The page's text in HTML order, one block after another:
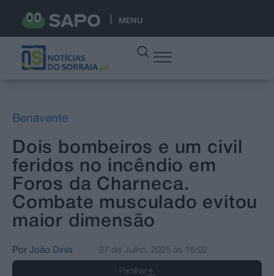
MENU
Benavente
Dois bombeiros e um civil
feridos no incêndio em
Foros da Charneca.
Combate musculado evitou
maior dimensão
Por João Dinis 27 de Julho, 2025 às 16:02
Partilhar